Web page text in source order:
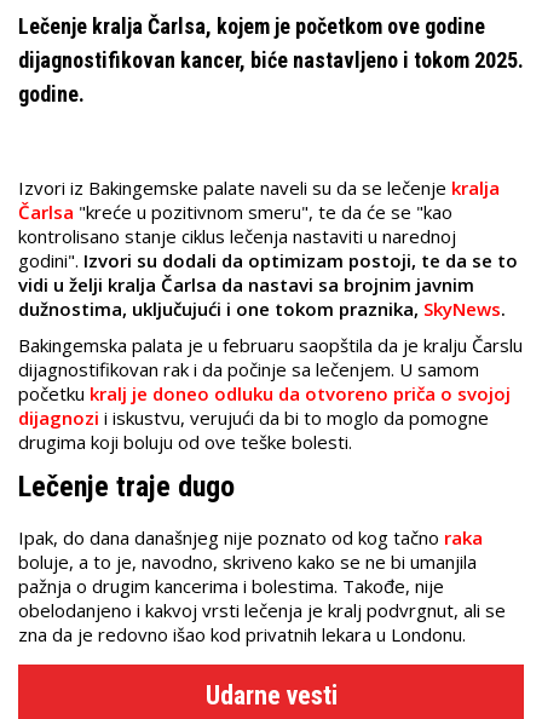
Lečenje kralja Čarlsa, kojem je početkom ove godine
dijagnostifikovan kancer, biće nastavljeno i tokom 2025.
godine.
Izvori iz Bakingemske palate naveli su da se lečenje kralja
Čarlsa "kreće u pozitivnom smeru", te da će se "kao
kontrolisano stanje ciklus lečenja nastaviti u narednoj
godini". Izvori su dodali da optimizam postoji, te da se to
vidi u želji kralja Čarlsa da nastavi sa brojnim javnim
dužnostima, uključujući i one tokom praznika, SkyNews.
Bakingemska palata je u februaru saopštila da je kralju Čarslu
dijagnostifikovan rak i da počinje sa lečenjem. U samom
početku kralj je doneo odluku da otvoreno priča o svojoj
dijagnozi i iskustvu, verujući da bi to moglo da pomogne
drugima koji boluju od ove teške bolesti.
Lečenje traje dugo
Ipak, do dana današnjeg nije poznato od kog tačno raka
boluje, a to je, navodno, skriveno kako se ne bi umanjila
pažnja o drugim kancerima i bolestima. Takođe, nije
obelodanjeno i kakvoj vrsti lečenja je kralj podvrgnut, ali se
zna da je redovno išao kod privatnih lekara u Londonu.
Udarne vesti